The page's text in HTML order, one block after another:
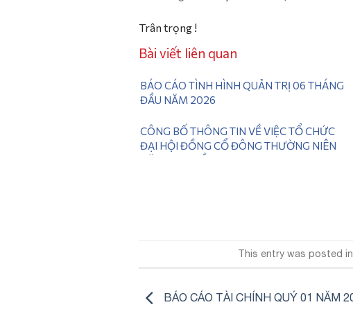
Trân trọng !
Bài viết liên quan
BÁO CÁO TÌNH HÌNH QUẢN TRỊ 06 THÁNG
ĐẦU NĂM 2026
CÔNG BỐ THÔNG TIN VỀ VIỆC TỔ CHỨC
ĐẠI HỘI ĐỒNG CỔ ĐÔNG THƯỜNG NIÊN
This entry was posted in
BÁO CÁO TÀI CHÍNH QUÝ 01 NĂM